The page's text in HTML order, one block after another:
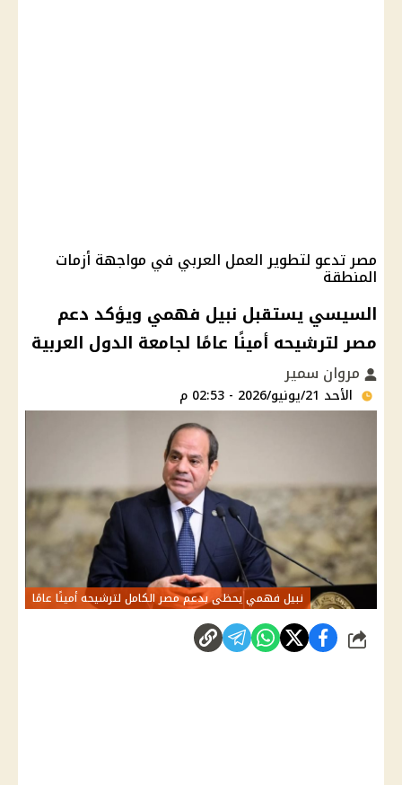
مصر تدعو لتطوير العمل العربي في مواجهة أزمات
المنطقة
السيسي يستقبل نبيل فهمي ويؤكد دعم
مصر لترشيحه أمينًا عامًا لجامعة الدول العربية
مروان سمير
الأحد 21/يونيو/2026 - 02:53 م
نبيل فهمي يحظى بدعم مصر الكامل لترشيحه أمينًا عامًا
شارك